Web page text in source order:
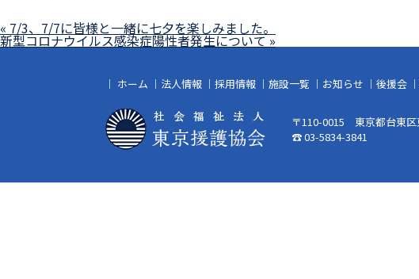
« 7/3、7/7に皆様と一緒に七夕を楽しみました。
新型コロナウイルス感染症陽性者発生について »
｜ ホーム ｜ 法人情報 ｜ 採用情報 ｜ 施設一覧 ｜ お知らせ ｜ 後援会 ｜
〒110-0015 東京都台東区
☎ 03-5834-3841